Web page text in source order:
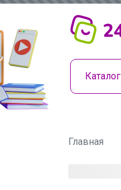
Каталог
Главная